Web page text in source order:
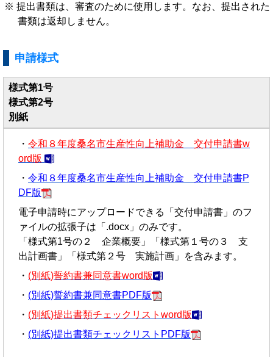
提出書類は、審査のために使用します。なお、提出された
書類は返却しません。
申請様式
様式第1号
様式第2号
別紙
・ 令和８年度桑名市生産性向上補助金 交付申請書w
ord版
・ 令和８年度桑名市生産性向上補助金 交付申請書P
DF版
電子申請時にアップロードできる「交付申請書」のフ
ァイルの拡張子は「.docx」のみです。
「様式第1号の２ 企業概要」「様式第１号の３ 支
出計画書」「様式第２号 実施計画」を含みます。
・ (別紙)誓約書兼同意書word版
・ (別紙)誓約書兼同意書PDF版
・ (別紙)提出書類チェックリストword版
・ (別紙)提出書類チェックリストPDF版